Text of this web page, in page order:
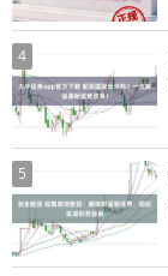
4
5